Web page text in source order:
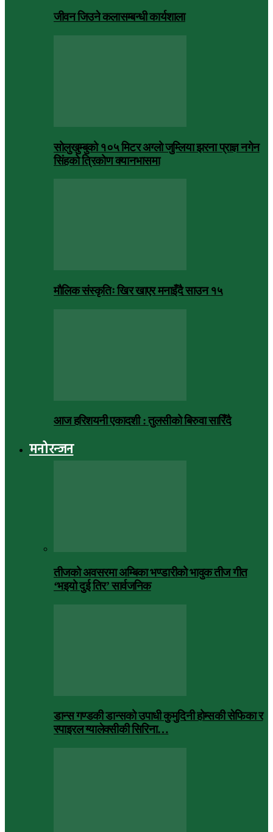
जीवन जिउने कलासम्बन्धी कार्यशाला
सोलुखुम्बुको १०५ मिटर अग्लो जुम्लिया झरना प्राज्ञ नगेन
सिंहको त्रिकोण क्यानभासमा
मौलिक संस्कृतिः खिर खाएर मनाइँदै साउन १५
आज हरिशयनी एकादशी : तुलसीको बिरुवा सारिँदै
मनोरन्जन
तीजको अवसरमा अम्बिका भण्डारीको भावुक तीज गीत
‘भइयो दुई तिर’ सार्वजनिक
डान्स गण्डकी डान्सको उपाधी कुमुदिनी होम्सकी सेफिका र
स्पाइरल ग्यालेक्सीकी सिरिना…